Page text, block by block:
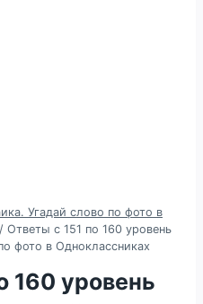
Угадай слово по фото в
/ Ответы с 151 по 160 уровень
фото в Одноклассниках
160 уровень